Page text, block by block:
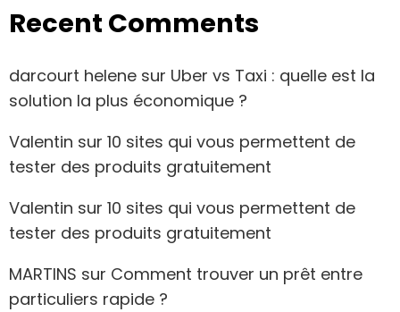
Recent Comments
darcourt helene sur Uber vs Taxi : quelle est la
solution la plus économique ?
Valentin sur 10 sites qui vous permettent de
tester des produits gratuitement
Valentin sur 10 sites qui vous permettent de
tester des produits gratuitement
MARTINS sur Comment trouver un prêt entre
particuliers rapide ?